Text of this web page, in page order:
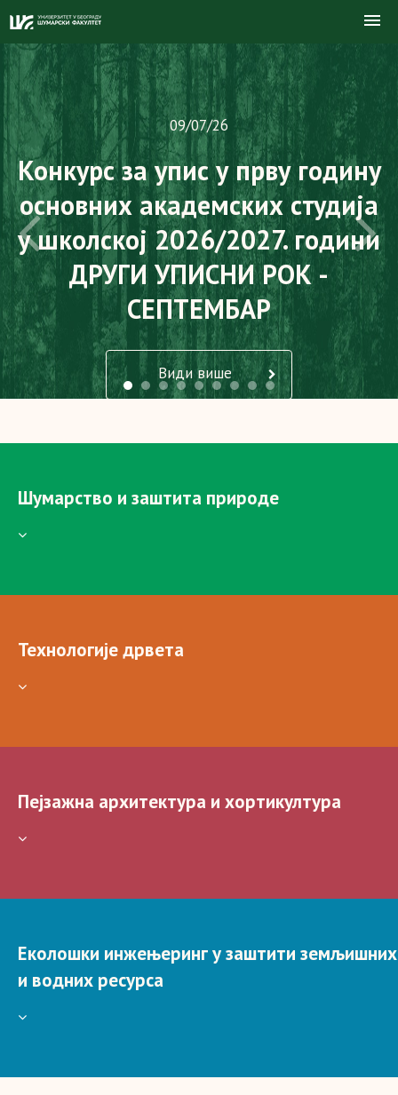
09/07/26
Конкурс за упис у прву годину
основних академских студија
у школској 2026/2027. години
ДРУГИ УПИСНИ РОК -
СЕПТЕМБАР
Види више
Шумарство и заштита природе
Технологије дрвета
Пејзажна архитектура и хортикултура
Еколошки инжењеринг у заштити земљишних
и водних ресурса